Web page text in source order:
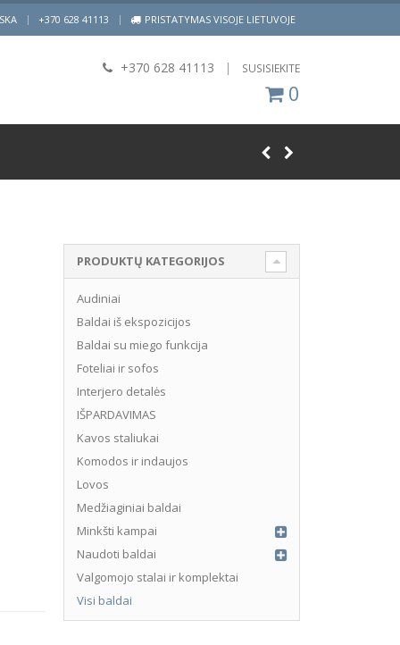
| +370 628 41113 PRISTATYMAS VISOJE LIETUVOJE
+370 628 41113 | SUSISIEKITE
0
PRODUKTŲ KATEGORIJOS
Audiniai
Baldai iš ekspozicijos
Baldai su miego funkcija
Foteliai ir sofos
Interjero detalės
IŠPARDAVIMAS
Kavos staliukai
Komodos ir indaujos
Lovos
Medžiaginiai baldai
Minkšti kampai
Naudoti baldai
Valgomojo stalai ir komplektai
Visi baldai